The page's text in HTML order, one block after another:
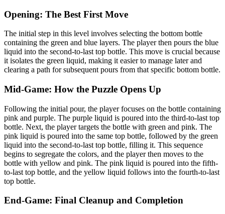
Opening: The Best First Move
The initial step in this level involves selecting the bottom bottle
containing the green and blue layers. The player then pours the blue
liquid into the second-to-last top bottle. This move is crucial because
it isolates the green liquid, making it easier to manage later and
clearing a path for subsequent pours from that specific bottom bottle.
Mid-Game: How the Puzzle Opens Up
Following the initial pour, the player focuses on the bottle containing
pink and purple. The purple liquid is poured into the third-to-last top
bottle. Next, the player targets the bottle with green and pink. The
pink liquid is poured into the same top bottle, followed by the green
liquid into the second-to-last top bottle, filling it. This sequence
begins to segregate the colors, and the player then moves to the
bottle with yellow and pink. The pink liquid is poured into the fifth-
to-last top bottle, and the yellow liquid follows into the fourth-to-last
top bottle.
End-Game: Final Cleanup and Completion